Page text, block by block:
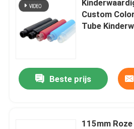
Custom
Tube
Beste prijs
115mm